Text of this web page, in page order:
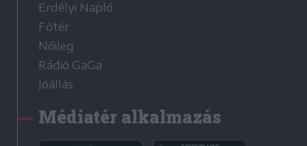
Erdélyi Napló
Főtér
Nőileg
Rádió GaGa
Jóállás
Médiatér alkalmazás